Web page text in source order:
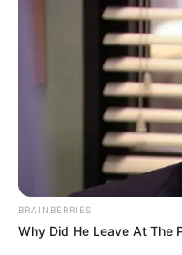
BRAINBERRIES
Why Did He Leave At The